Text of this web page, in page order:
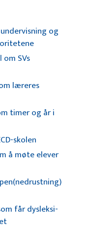
og
om SVs
læreres
timer og år i
skolen
å møte elever
får dysleksi-